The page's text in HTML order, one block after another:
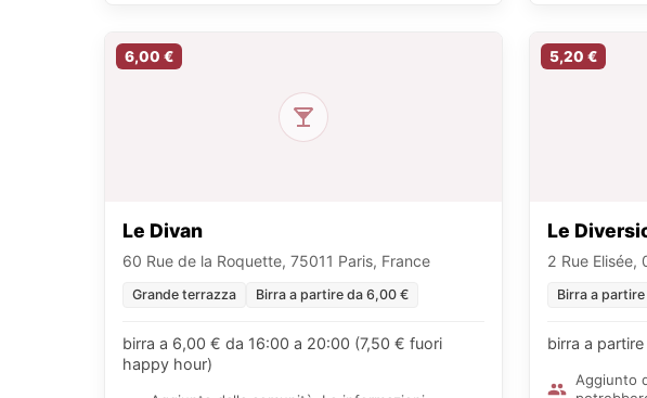
6,00 €
Le Divan
60 Rue de la Roquette, 75011 Paris, France
Grande terrazza Birra a partire da 6,00 €
birra a 6,00 € da 16:00 a 20:00 (7,50 € fuori
happy hour)
5,20 €
Le
2 Rue Elisée,
Birra a
birra a
Aggiunto